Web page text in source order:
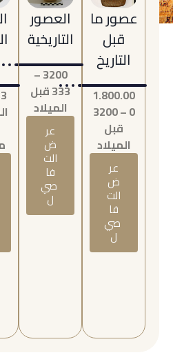
عصور ما
قبل
التاريخ
1.800.00
0 – 3200
قبل
الميلاد
عر
ض
الت
فا
صي
ل
العصور
التاريخية
3200 –
333 قبل
الميلاد
عر
ض
الت
فا
صي
ل